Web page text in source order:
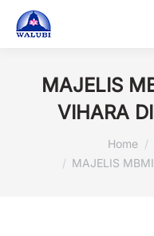
MAJELIS
VIHARA
Home
MAJELIS